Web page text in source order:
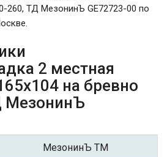
260, ТД МезонинЪ GE72723-00 по
2 местная
на бревно
МезонинЪ
МезонинЪ ТМ